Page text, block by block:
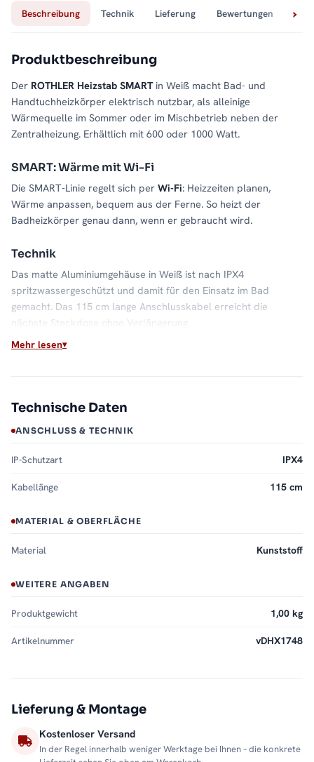
Beschreibung Technik Lieferung Bewertungen
Produktbeschreibung
Der ROTHLER Heizstab SMARTin Weiß macht Bad- und
Handtuchheizkörper elektrisch nutzbar, als alleinige
Wärmequelle im Sommer oder im Mischbetrieb neben der
Zentralheizung. Erhältlich mit 600 oder 1000 Watt.
SMART: Wärme mit Wi-Fi
Die SMART-Linie regelt sich per Wi-Fi: Heizzeiten planen,
Wärme anpassen, bequem aus der Ferne. So heizt der
Badheizkörper genau dann, wenn er gebraucht wird.
Technik
Das matte Aluminiumgehäuse in Weiß ist nach IPX4
spritzwassergeschützt und damit für den Einsatz im Bad
gemacht. Das 115 cm lange Anschlusskabel erreicht die
nächste Steckdose ohne Verlängerung.
an der Heizleistung des Heizkörpers.
Lieferung
Beide Wattstufen in Weiß lieferbar. Alle Heizstäbe finden Sie in
Mehr lesen
Technische Daten
ANSCHLUSS & TECHNIK
IP-Schutzart IPX4
Kabellänge 115 cm
MATERIAL & OBERFLÄCHE
Material Kunststoff
WEITERE ANGABEN
Produktgewicht 1,00 kg
Artikelnummer vDHX1748
Lieferung & Montage
Kostenloser Versand
In der Regel innerhalb weniger Werktage bei Ihnen – die konkrete